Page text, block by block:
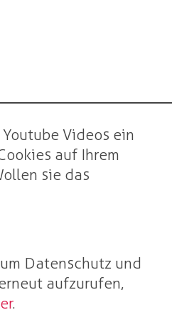
Videos ein
auf Ihrem
sie das
Datenschutz und
aufzurufen,
.